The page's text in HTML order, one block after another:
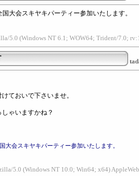
大会スキヤキパーティー参加いたします。
5.0 (Windows NT 6.1; WOW64; Trident/7.0;
ておいで下さいませ。
ゃいますかね？
大会スキヤキパーティー参加いたします。
5.0 (Windows NT 10.0; Win64; x64)